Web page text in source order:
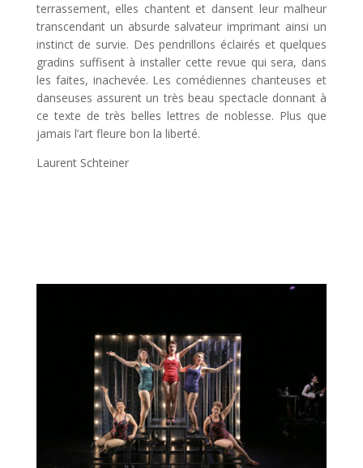
terrassement, elles chantent et dansent leur malheur
transcendant un absurde salvateur imprimant ainsi un
instinct de survie. Des pendrillons éclairés et quelques
gradins suffisent à installer cette revue qui sera, dans
les faites, inachevée. Les comédiennes chanteuses et
danseuses assurent un très beau spectacle donnant à
ce texte de très belles lettres de noblesse. Plus que
jamais l’art fleure bon la liberté.
Laurent Schteiner